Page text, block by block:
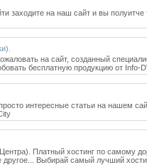
на наш сайт и вы полуитче
на сайт, созданный
бесплатную продукцию от
интересные статьи на нашем
Платный хостинг по самому
Выбирай самый лучший